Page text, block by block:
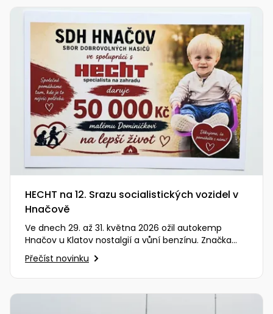
HECHT na 12. Srazu socialistických vozidel v
Hnačově
Ve dnech 29. až 31. května 2026 ožil autokemp
Hnačov u Klatov nostalgií a vůní benzínu. Značka
HECHT měla tu čest být…
Přečíst novinku